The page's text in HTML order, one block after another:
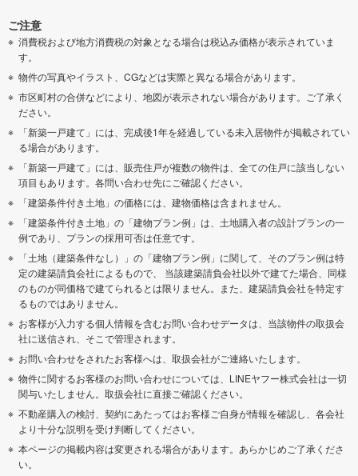
ご注意
消費税および地方消費税の対象となる場合は税込み価格が表示されていま
す。
物件の写真やイラスト、CGなどは実際と異なる場合があります。
市区町村の合併などにより、地図が表示されない場合があります。ご了承く
ださい。
「新築一戸建て」には、完成後1年を経過している未入居物件が掲載されてい
る場合があります。
「新築一戸建て」には、販売住戸が複数の物件は、全ての住戸に該当しない
項目もあります。各問い合わせ先にご確認ください。
「建築条件付き土地」の価格には、建物価格は含まれません。
「建築条件付き土地」の「建物プラン例」は、土地購入者の設計プランの一
例であり、プランの採用可否は任意です。
「土地（建築条件なし）」の「建物プラン例」に関して、そのプラン例は特
定の建築請負会社によるもので、 当該建築請負会社以外で建てた場合、同様
のものが同価格で建てられるとは限りません。また、建築請負会社を特定す
るものではありません。
お客様が入力する個人情報を含むお問い合わせデータは、当該物件の取扱会
社に送信され、そこで管理されます。
お問い合わせをされたお客様へは、取扱会社がご連絡いたします。
物件に関するお客様のお問い合わせについては、LINEヤフー株式会社は一切
関与いたしません。取扱会社に直接ご確認ください。
不動産購入の検討、契約にあたってはお客様ご自身が情報を確認し、各会社
より十分な説明を受け判断してください。
本ページの掲載内容は変更される場合があります。あらかじめご了承くださ
い。